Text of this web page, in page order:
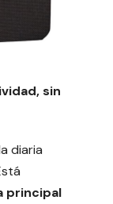
sin
diaria
principal